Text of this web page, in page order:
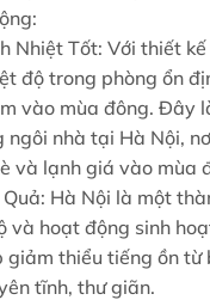
Nhiệt Tốt: Với thiết
độ trong phòng ổn
vào mùa đông. Đây
ngôi nhà tại Hà Nội,
và lạnh giá vào mùa
Hà Nội là một
và hoạt động sinh
giảm thiểu tiếng ồn từ
tĩnh, thư giãn.